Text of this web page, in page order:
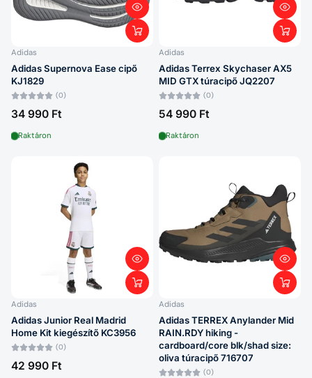
Adidas
Adidas Supernova Ease cipő
KJ1829
(0)
34 990 Ft
Raktáron
Adidas
Adidas Terrex Skychaser AX5
MID GTX túracipő JQ2207
(0)
54 990 Ft
Raktáron
Adidas
Adidas Junior Real Madrid
Home Kit kiegészítő KC3956
(0)
42 990 Ft
Adidas
Adidas TERREX Anylander Mid
RAIN.RDY hiking -
cardboard/core blk/shad size:
oliva túracipő 716707
(0)